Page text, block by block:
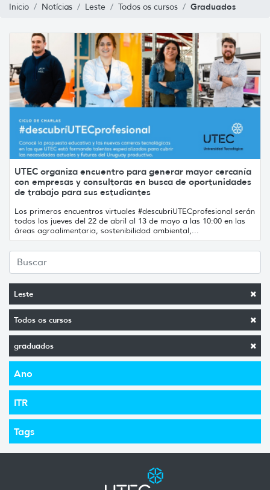
Inicio Notícias Leste Todos os cursos Graduados
Leste
Todos os cursos
graduados
Ano
ITR
Tags
UTEC organiza encuentro para generar mayor cercanía
con empresas y consultoras en busca de oportunidades
de trabajo para sus estudiantes
Los primeros encuentros virtuales #descubriUTECprofesional serán
todos los jueves del 22 de abril al 13 de mayo a las 10:00 en las
áreas agroalimentaria, sostenibilidad ambiental,...